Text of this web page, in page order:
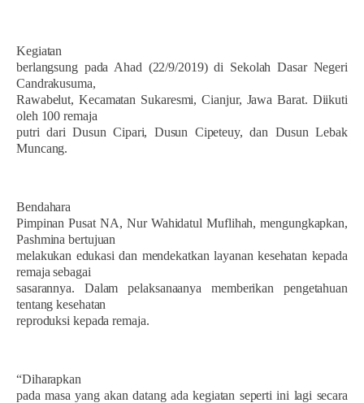
Kegiatan
berlangsung pada Ahad (22/9/2019) di Sekolah Dasar Negeri
Candrakusuma,
Rawabelut, Kecamatan Sukaresmi, Cianjur, Jawa Barat. Diikuti
oleh 100 remaja
putri dari Dusun Cipari, Dusun Cipeteuy, dan Dusun Lebak
Muncang.
Bendahara
Pimpinan Pusat NA, Nur Wahidatul Muflihah, mengungkapkan,
Pashmina bertujuan
melakukan edukasi dan mendekatkan layanan kesehatan kepada
remaja sebagai
sasarannya. Dalam pelaksanaanya memberikan pengetahuan
tentang kesehatan
reproduksi kepada remaja.
“Diharapkan
pada masa yang akan datang ada kegiatan seperti ini lagi secara